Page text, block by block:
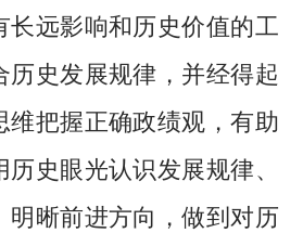
长远影响和历史价值的工
历史发展规律，并经得起
维把握正确政绩观，有助
史眼光认识发展规律、
明晰前进方向，做到对历